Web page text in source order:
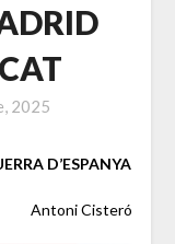
2025
D’ESPANYA
Antoni Cisteró